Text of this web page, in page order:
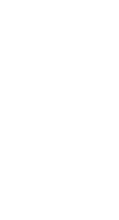
Los Goya
casi 72 millones
impacto